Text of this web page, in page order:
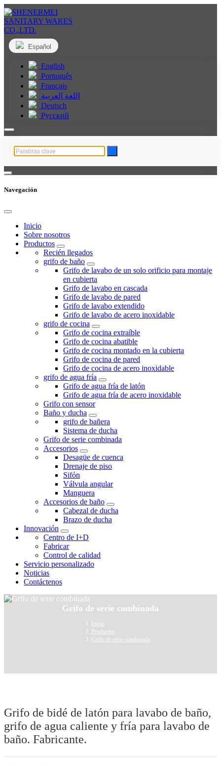
Español
English
Português
Français
اللغة العربية
Deutsch
Русский
Navegación
Inicio
Sobre nosotros
Productos
Recién llegados
grifo de baño
Grifo de lavabo de un solo orificio para montaje
en cubierta
Grifo de lavabo en cascada
Grifo de lavabo de pared
Grifo de lavabo extendido
Grifo de lavabo de acero inoxidable
grifo de cocina
Grifo de cocina extraíble
Grifo de cocina abatible
Grifo de cocina montado en la cubierta
Grifo de cocina de pared
Grifo de cocina de acero inoxidable
grifo de agua fría
Grifo de agua fría de latón
Grifo de agua fría de acero inoxidable
Grifo con sensor
Baño y ducha
grifo de bañera
Sistema de ducha
Grifo de serie combinada
Accesorios
Desagüe de cuenca
Drenaje de piso
Sifón
Válvula angular
Manguera
Accesorios de baño
Cabezal de ducha
Brazo de ducha
Innovación
Centro de I+D
Fabricar
Control de calidad
Servicio personalizado
Noticias
Contáctenos
Grifo de serie combinada
Inicio
Productos
Grifo de serie combinada
Grifo de bidé de latón para lavabo de baño,
grifo de agua caliente y fría para lavabo de
baño. Fabricante.